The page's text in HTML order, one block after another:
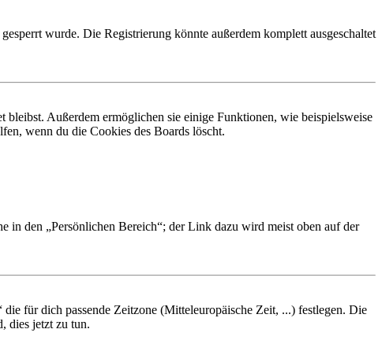
wurde. Die Registrierung könnte außerdem komplett ausgeschaltet
Außerdem ermöglichen sie einige Funktionen, wie beispielsweise
wenn du die Cookies des Boards löscht.
in den „Persönlichen Bereich“; der Link dazu wird meist oben auf der
für dich passende Zeitzone (Mitteleuropäische Zeit, ...) festlegen. Die
dies jetzt zu tun.